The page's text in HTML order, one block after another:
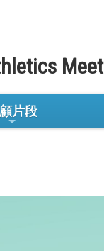
Meet
片段